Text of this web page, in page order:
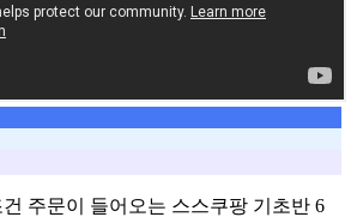
주문이 들어오는 스스쿠팡 기초반 6